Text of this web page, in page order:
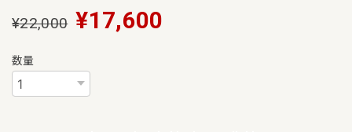
¥22,000 ¥17,600
数量